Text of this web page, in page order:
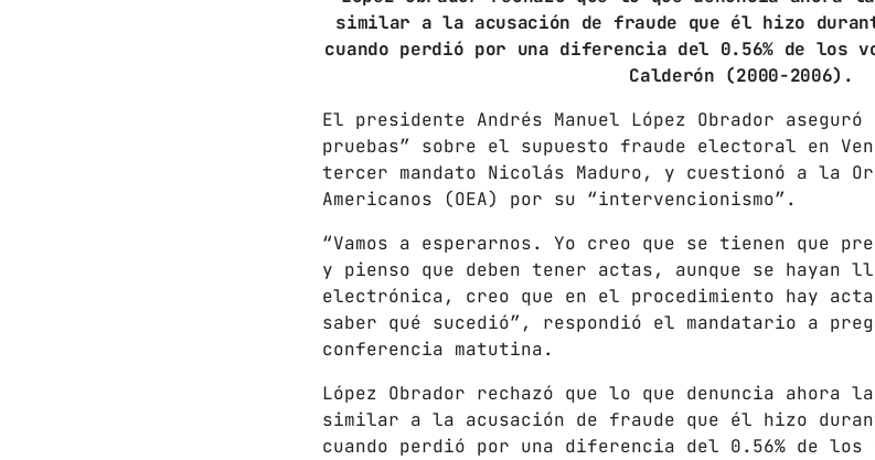
Gobierno de Hermosillo
Gobierno de Sonora
Hermosillo
News
Noticias
Sonora
UPCOMING SHOWS
CON TODA LA
CON ANGEL RAMIREZ
10:00 AM - 12:00
similar a la acusación de fraude que él hizo
cuando perdió por una diferencia del 0.56% de los
Calderón (2000-2006).
El presidente Andrés Manuel López Obrador
pruebas” sobre el supuesto fraude electoral en
tercer mandato Nicolás Maduro, y cuestionó a la
Americanos (OEA) por su “intervencionismo”.
“Vamos a esperarnos. Yo creo que se tienen que
y pienso que deben tener actas, aunque se hayan
electrónica, creo que en el procedimiento hay
saber qué sucedió”, respondió el mandatario a
conferencia matutina.
López Obrador rechazó que lo que denuncia ahora
similar a la acusación de fraude que él hizo
cuando perdió por una diferencia del 0.56% de